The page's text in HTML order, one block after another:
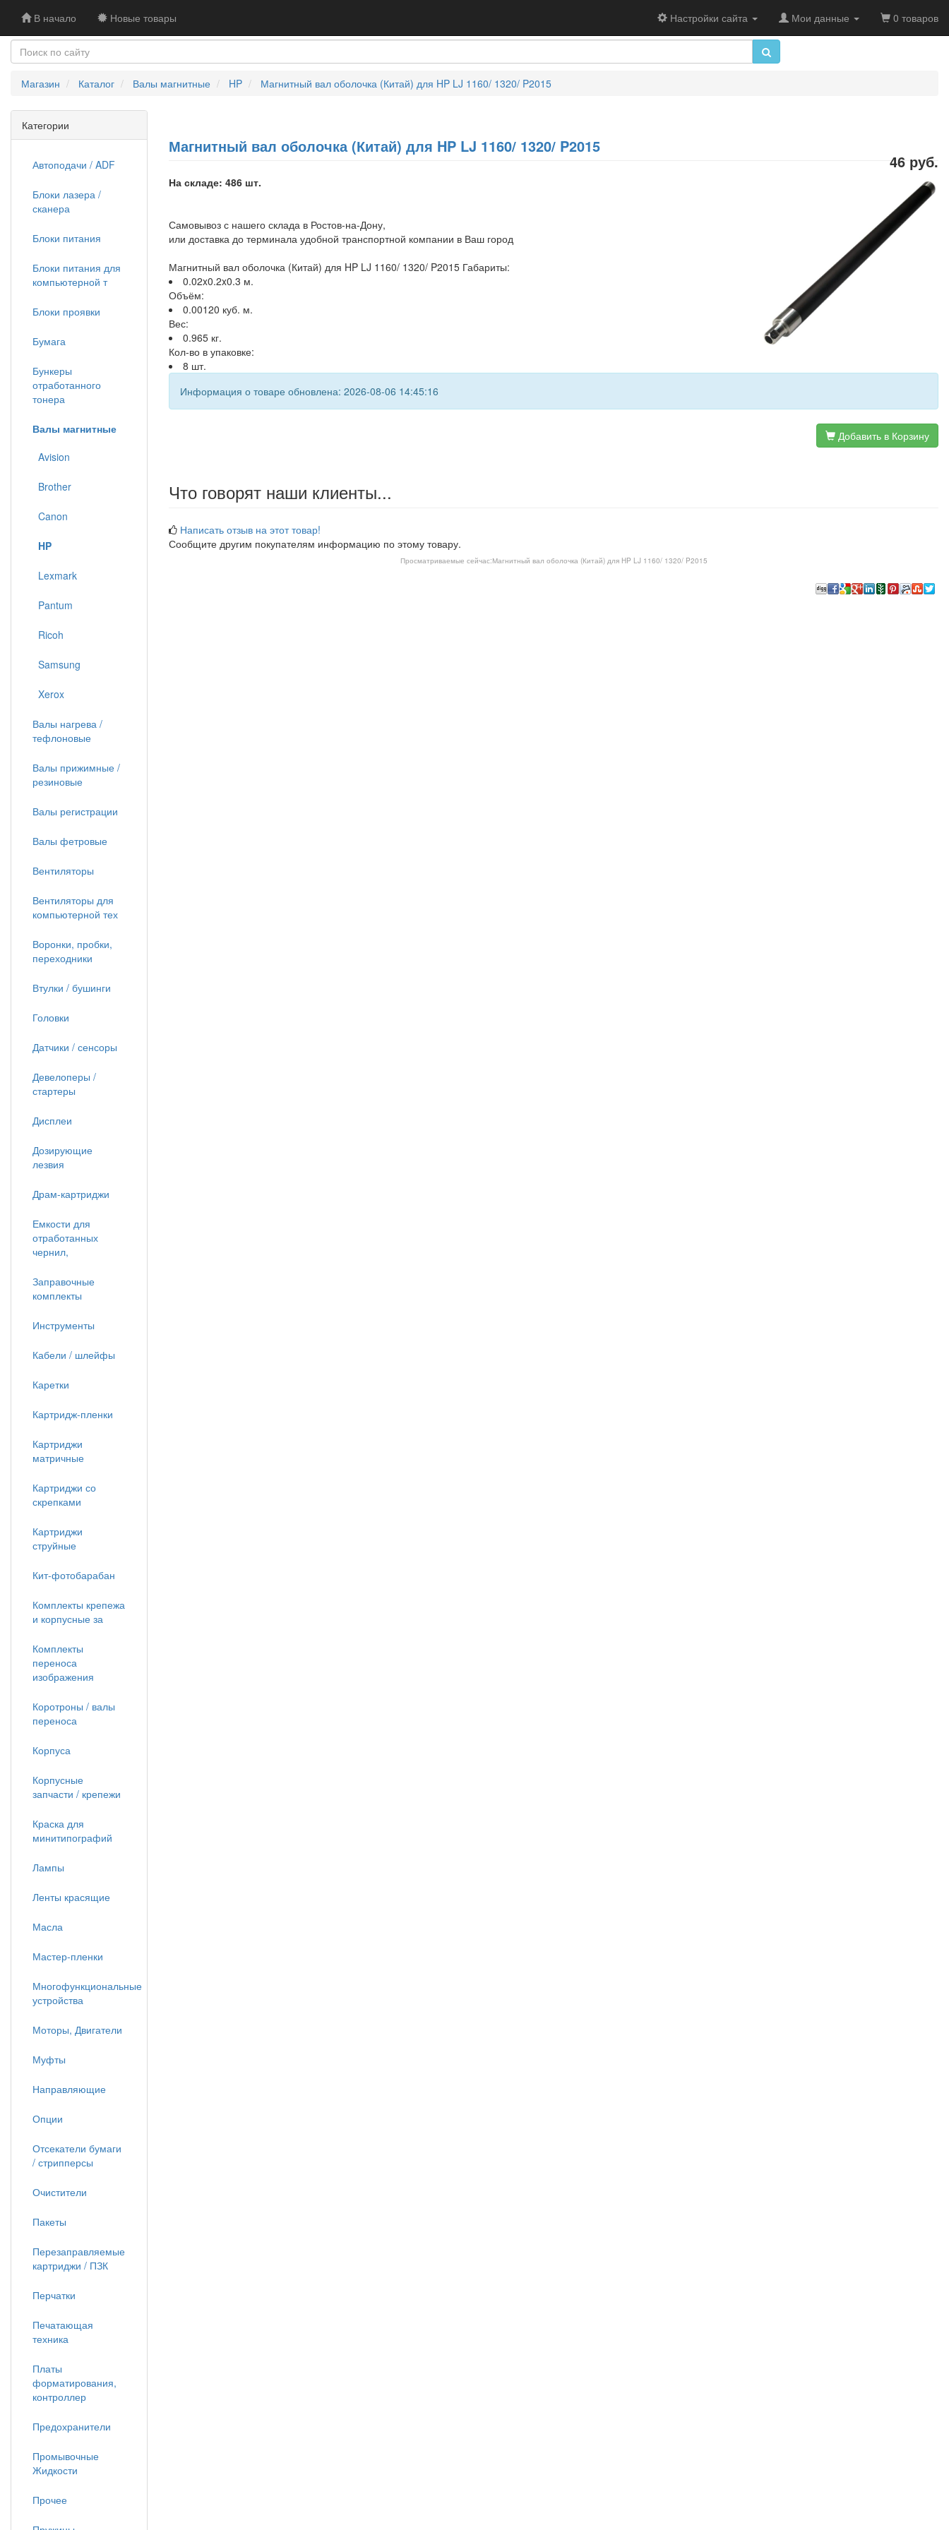
В начало Новые товары Настройки сайта Мои данные 0 товаров
Магазин Каталог Валы магнитные HP Магнитный вал оболочка (Китай) для HP LJ 1160/ 1320/ P2015
Магнитный вал оболочка (Китай) для HP LJ 1160/ 1320/ P2015
46 руб.
На складе: 486 шт.
Самовывоз с нашего склада в Ростов-на-Дону,
или доставка до терминала удобной транспортной компании в Ваш город
Магнитный вал оболочка (Китай) для HP LJ 1160/ 1320/ P2015 Габариты:
0.02x0.2x0.3 м.
Объём:
0.00120 куб. м.
Вес:
0.965 кг.
Кол-во в упаковке:
8 шт.
Информация о товаре обновлена: 2026-08-06 14:45:16
Добавить в Корзину
Что говорят наши клиенты...
Написать отзыв на этот товар!
Сообщите другим покупателям информацию по этому товару.
Просматриваемые сейчас:Магнитный вал оболочка (Китай) для HP LJ 1160/ 1320/ P2015
Категории
Автоподачи / ADF
Блоки лазера /
сканера
Блоки питания
Блоки питания для
компьютерной т
Блоки проявки
Бумага
Бункеры
отработанного
тонера
Валы магнитные
Avision
Brother
Canon
HP
Lexmark
Pantum
Ricoh
Samsung
Xerox
Валы нагрева /
тефлоновые
Валы прижимные /
резиновые
Валы регистрации
Валы фетровые
Вентиляторы
Вентиляторы для
компьютерной тех
Воронки, пробки,
переходники
Втулки / бушинги
Головки
Датчики / сенсоры
Девелоперы /
стартеры
Дисплеи
Дозирующие
лезвия
Драм-картриджи
Емкости для
отработанных
чернил,
Заправочные
комплекты
Инструменты
Кабели / шлейфы
Каретки
Картридж-пленки
Картриджи
матричные
Картриджи со
скрепками
Картриджи
струйные
Кит-фотобарабан
Комплекты крепежа
и корпусные за
Комплекты
переноса
изображения
Коротроны / валы
переноса
Корпуса
Корпусные
запчасти / крепежи
Краска для
минитипографий
Лампы
Ленты красящие
Масла
Мастер-пленки
Многофункциональные
устройства
Моторы, Двигатели
Муфты
Направляющие
Опции
Отсекатели бумаги
/ стрипперсы
Очистители
Пакеты
Перезаправляемые
картриджи / ПЗК
Перчатки
Печатающая
техника
Платы
форматирования,
контроллер
Предохранители
Промывочные
Жидкости
Прочее